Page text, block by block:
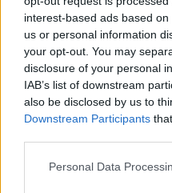
interest-based ads based
us or personal information
your opt-out. You may
disclosure of your personal
IAB’s list of downstream
also be disclosed by us to
Downstream Participants
Personal Data
Τα 2 deco tips που
αποκτήσεις τον κήπο
Για σχόλια, μηνύματα
σχετικά με τοMad.gr,
Facebook
,
ΚΗΠΟΣ 2026 μαξιλάρες